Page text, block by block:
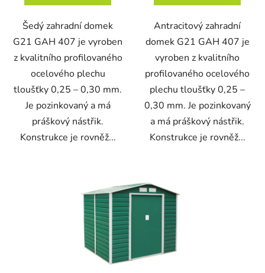
Šedý zahradní domek
G21 GAH 407 je vyroben
z kvalitního profilovaného
ocelového plechu
tloušťky 0,25 – 0,30 mm.
Je pozinkovaný a má
práškový nástřik.
Konstrukce je rovněž...
Antracitový zahradní
domek G21 GAH 407 je
vyroben z kvalitního
profilovaného ocelového
plechu tloušťky 0,25 –
0,30 mm. Je pozinkovaný
a má práškový nástřik.
Konstrukce je rovněž...